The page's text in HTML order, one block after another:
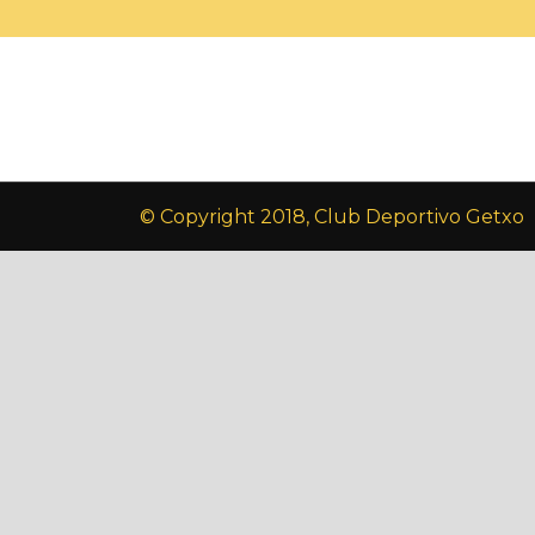
© Copyright 2018, Club Deportivo Getxo